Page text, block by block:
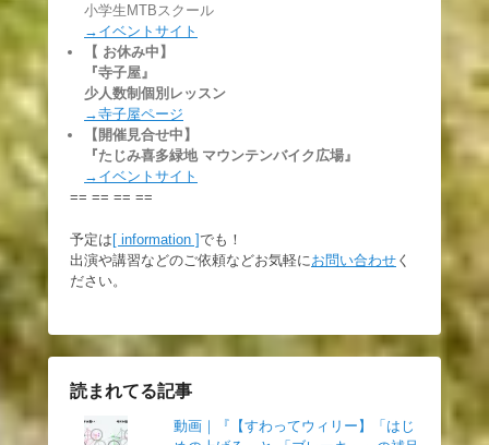
小学生MTBスクール
→イベントサイト
【 お休み中】
『寺子屋』
少人数制個別レッスン
→寺子屋ページ
【開催見合せ中】
『たじみ喜多緑地 マウンテンバイク広場』
→イベントサイト
== == == ==
予定は[ information ]でも！
出演や講習などのご依頼などお気軽に お問い合わせ く
ださい。
読まれてる記事
動画｜『【すわってウィリー】「はじ